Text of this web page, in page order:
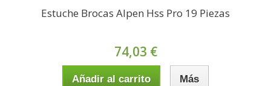
Estuche Brocas Alpen Hss Pro 19 Piezas
74,03 €
Añadir al carrito Más